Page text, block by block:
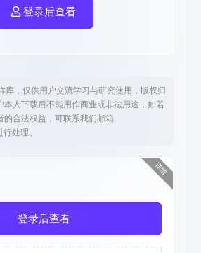
登录后查看
库，仅供用户交流学习与研究使用，版权归
本人下载后不能用作商业或非法用途，如若
的合法权益，可联系我们邮箱
处理。
详情
登录后查看